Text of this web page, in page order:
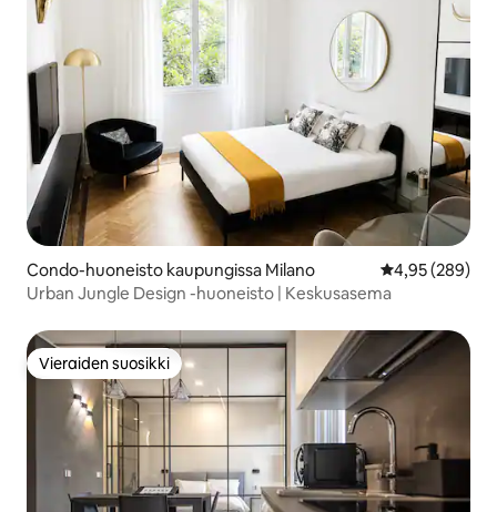
Condo-huoneisto kaupungissa Milano
4,95 (289)
Urban Jungle Design -huoneisto | Keskusasema
Vieraiden suosikki
Vieraiden suosikki